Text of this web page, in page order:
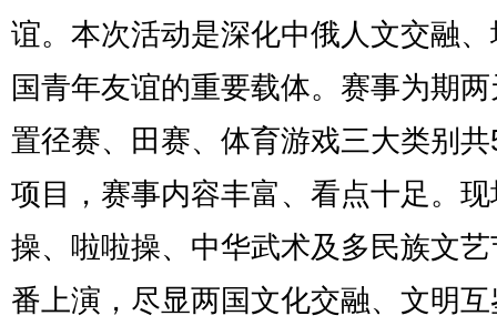
谊。本次活动是深化中俄人文交融
国青年友谊的重要载体。赛事为期
置径赛、田赛、体育游戏三大类别
项目，赛事内容丰富、看点十足。
操、啦啦操、中华武术及多民族文
番上演，尽显两国文化交融、文明